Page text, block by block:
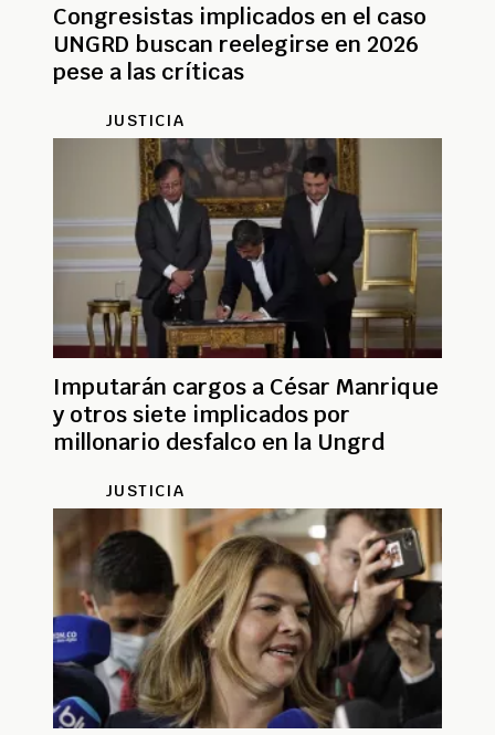
Congresistas implicados en el caso
UNGRD buscan reelegirse en 2026
pese a las críticas
JUSTICIA
Imputarán cargos a César Manrique
y otros siete implicados por
millonario desfalco en la Ungrd
JUSTICIA